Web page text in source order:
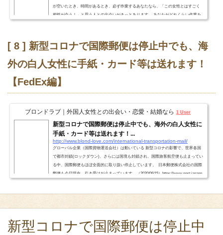
が空いたとき、時間があるとき、必ず作業するあなたなら、「この女性とはすごく
相性が合う！」と思う人との出会いがきっとあります。 あなたがどれくらい作業を
よって「ピッタリマッチング」の確率は全く違ってき...
[ 8 ] 新型コロナで国際郵便は停止中でも、海
外の白人女性に手紙・カード等は送れます！
【FedEx編】
ブロンドラブ｜外国人女性との出会い・恋愛・結婚なら 1 User
新型コロナで国際郵便は停止中でも、海外の白人女性に
手紙・カード等は送れます！...
http://www.blond-love.com/international-transportation-mail/
グローバル企業（国際貨物運送会社）は動いている 新型コロナの影響で、世界各国
で都市封鎖(ロックダウン)、さらには国境も封鎖され、国際旅客航空便も止まってい
る中、国際郵便もほぼ全面的に取り扱い停止しています。 日本郵便株式会社の国際
郵便も今日現在、引き受けが止まっています。（2020/06/15）https://www.post.japanp
新型コロナで国際郵便は停止中